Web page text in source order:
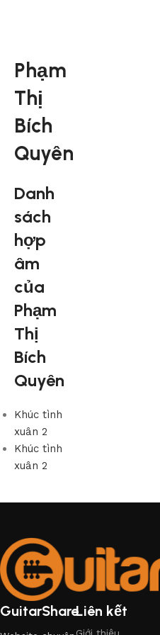
Phạm
Thị
Bích
Quyên
Danh
sách
hợp
âm
của
Phạm
Thị
Bích
Quyên
Khúc tình
xuân 2
Khúc tình
xuân 2
GuitarShareLiên kết
Giới thiệu